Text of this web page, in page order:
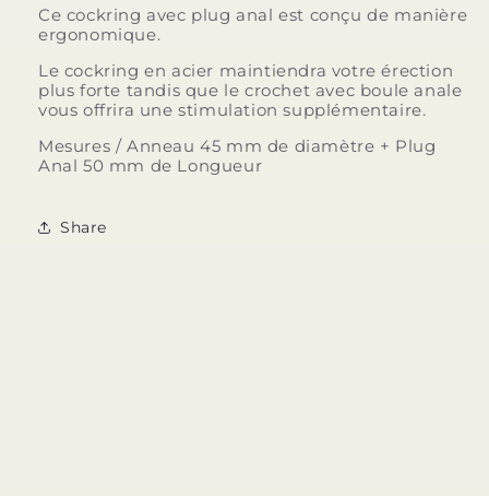
Ce cockring avec plug anal est conçu de manière
ergonomique.
Le cockring en acier maintiendra votre érection
plus forte tandis que le crochet avec boule anale
vous offrira une stimulation supplémentaire.
Mesures / Anneau 45 mm de diamètre + Plug
Anal 50 mm de Longueur
Share